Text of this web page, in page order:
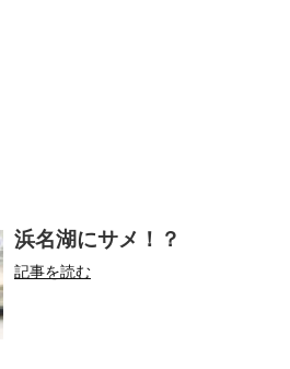
浜名湖にサメ！？
記事を読む